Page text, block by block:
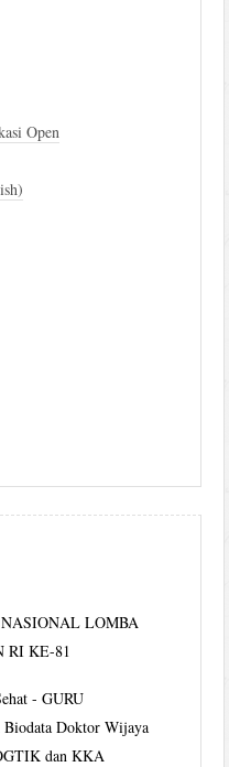
Open
LOMBA
RI KE-81
- GURU
Biodata Doktor Wijaya
dan KKA